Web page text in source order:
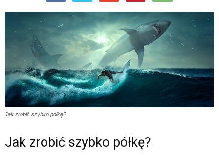
Jak zrobić szybko półkę?
Jak zrobić szybko półkę?